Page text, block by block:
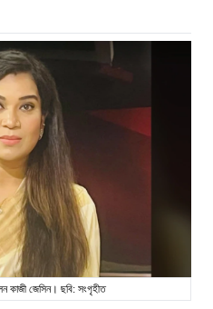
কাজী জেসিন। ছবি: সংগৃহীত